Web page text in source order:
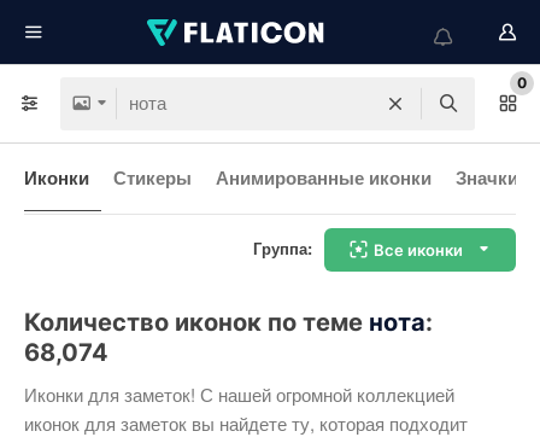
0
Иконки Стикеры Анимированные иконки Значки
Группа: Все иконки
Количество иконок по теме нота:
68,074
Иконки для заметок! С нашей огромной коллекцией
иконок для заметок вы найдете ту, которая подходит